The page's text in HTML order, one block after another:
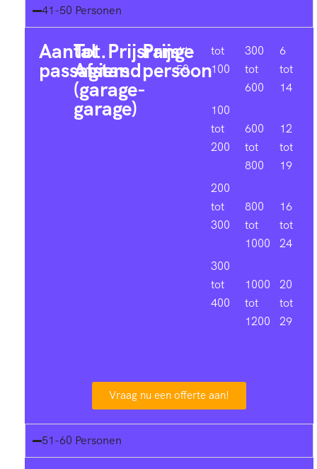
41-50 Personen
Aantal
passagiers
Tot.
Afstand
(garage-
garage)
Prijsrange
Prijs
persoon
41-
50
tot
100
100
tot
200
200
tot
300
300
tot
400
300
tot
600
600
tot
800
800
tot
1000
1000
tot
1200
6
tot
14
12
tot
19
16
tot
24
20
tot
29
Vraag nu een offerte aan!
51-60 Personen